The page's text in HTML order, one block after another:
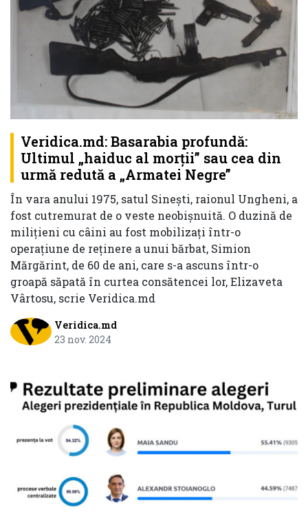
Veridica.md: Basarabia profundă:
Ultimul „haiduc al morții” sau cea din
urmă redută a „Armatei Negre”
În vara anului 1975, satul Sinești, raionul Ungheni, a
fost cutremurat de o veste neobișnuită. O duzină de
milițieni cu câini au fost mobilizați într-o
operațiune de reținere a unui bărbat, Simion
Mărgărint, de 60 de ani, care s-a ascuns într-o
groapă săpată în curtea consătencei lor, Elizaveta
Vârtosu, scrie Veridica.md
Veridica.md
23 nov. 2024